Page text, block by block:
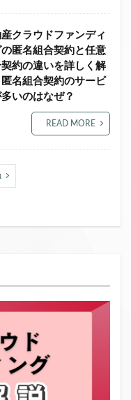
クラウドファンディ
の匿名組合契約と任意
約の違いを詳しく解
名組合契約のサービ
多いのはなぜ？
READ MORE